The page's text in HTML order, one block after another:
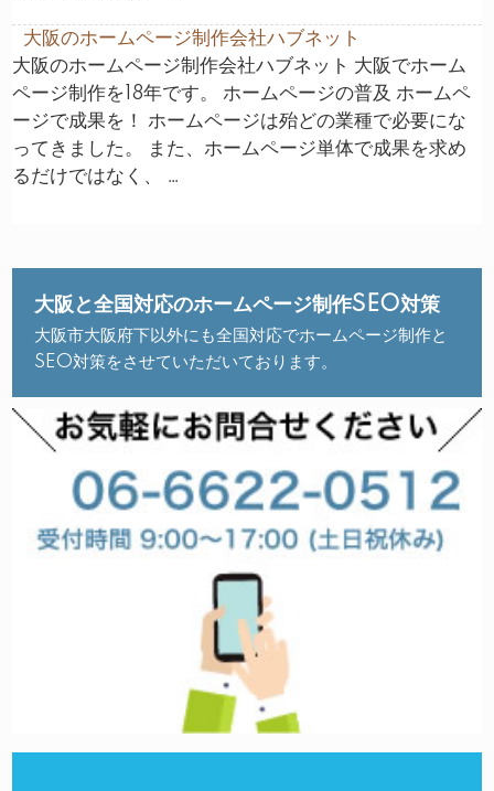
大阪のホームページ制作会社ハブネット
大阪のホームページ制作会社ハブネット 大阪でホーム
ページ制作を18年です。 ホームページの普及 ホームペ
ージで成果を！ ホームページは殆どの業種で必要にな
ってきました。 また、ホームページ単体で成果を求め
るだけではなく、 …
大阪と全国対応のホームページ制作SEO対策
大阪市大阪府下以外にも全国対応でホームページ制作と
SEO対策をさせていただいております。